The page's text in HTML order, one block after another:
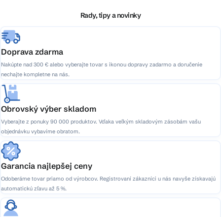
p
r
v
k
y
v
ý
p
s
u
e
Rady, tipy a novinky
Doprava zdarma
Nakúpte nad 300 € alebo vyberajte tovar s ikonou dopravy zadarmo a doručenie
nechajte kompletne na nás.
Obrovský výber skladom
Vyberajte z ponuky 90 000 produktov. Vďaka veľkým skladovým zásobám vašu
objednávku vybavíme obratom.
Garancia najlepšej ceny
Odoberáme tovar priamo od výrobcov. Registrovaní zákazníci u nás navyše získavajú
automatickú zľavu až 5 %.